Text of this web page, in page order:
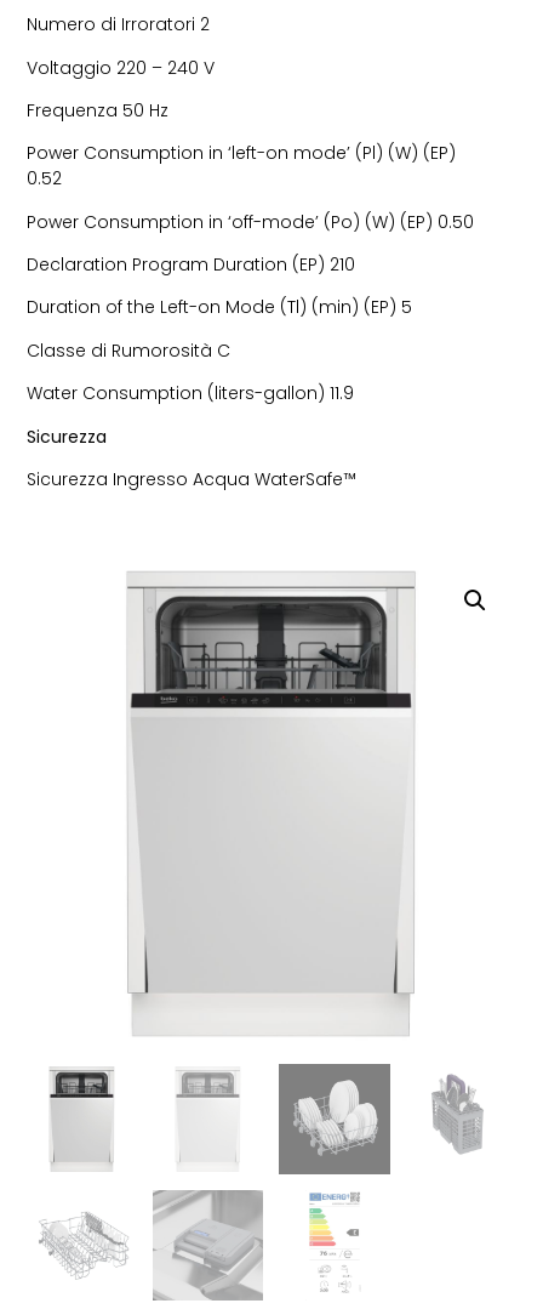
Numero di Irroratori 2
Voltaggio 220 – 240 V
Frequenza 50 Hz
Power Consumption in ‘left-on mode’ (Pl) (W) (EP)
0.52
Power Consumption in ‘off-mode’ (Po) (W) (EP) 0.50
Declaration Program Duration (EP) 210
Duration of the Left-on Mode (Tl) (min) (EP) 5
Classe di Rumorosità C
Water Consumption (liters-gallon) 11.9
Sicurezza
Sicurezza Ingresso Acqua WaterSafe™